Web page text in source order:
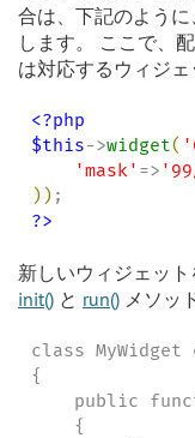
合は、下記のよう
します。 ここで、
は対応するウィジェ
<?php
$this->widget( '
'mask ' => '
))
?>
新しいウィジェット
init() と run() メソッ
class MyWidget
{
public
    {